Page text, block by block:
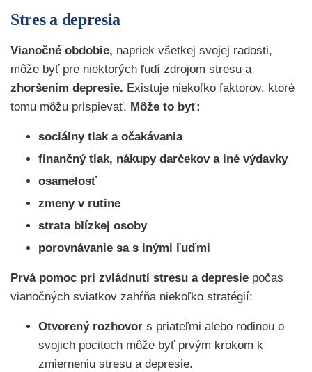
Stres a depresia
Vianočné obdobie, napriek všetkej svojej radosti,
môže byť pre niektorých ľudí zdrojom stresu a
zhoršením depresie. Existuje niekoľko faktorov, ktoré
tomu môžu prispievať. Môže to byť:
sociálny tlak a očakávania
finančný tlak, nákupy darčekov a iné výdavky
osamelosť
zmeny v rutine
strata blízkej osoby
porovnávanie sa s inými ľuďmi
Prvá pomoc pri zvládnutí stresu a depresie počas
vianočných sviatkov zahŕňa niekoľko stratégií:
Otvorený rozhovor s priateľmi alebo rodinou o
svojich pocitoch môže byť prvým krokom k
zmierneniu stresu a depresie.